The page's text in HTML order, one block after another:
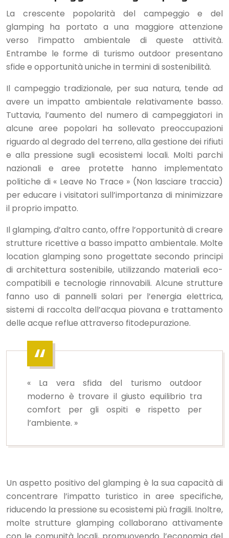
La crescente popolarità del campeggio e del
glamping ha portato a una maggiore attenzione
verso l’impatto ambientale di queste attività.
Entrambe le forme di turismo outdoor presentano
sfide e opportunità uniche in termini di sostenibilità.
Il campeggio tradizionale, per sua natura, tende ad
avere un impatto ambientale relativamente basso.
Tuttavia, l’aumento del numero di campeggiatori in
alcune aree popolari ha sollevato preoccupazioni
riguardo al degrado del terreno, alla gestione dei rifiuti
e alla pressione sugli ecosistemi locali. Molti parchi
nazionali e aree protette hanno implementato
politiche di « Leave No Trace » (Non lasciare traccia)
per educare i visitatori sull’importanza di minimizzare
il proprio impatto.
Il glamping, d’altro canto, offre l’opportunità di creare
strutture ricettive a basso impatto ambientale. Molte
location glamping sono progettate secondo principi
di architettura sostenibile, utilizzando materiali eco-
compatibili e tecnologie rinnovabili. Alcune strutture
fanno uso di pannelli solari per l’energia elettrica,
sistemi di raccolta dell’acqua piovana e trattamento
delle acque reflue attraverso fitodepurazione.
« La vera sfida del turismo outdoor
moderno è trovare il giusto equilibrio tra
comfort per gli ospiti e rispetto per
l’ambiente. »
Un aspetto positivo del glamping è la sua capacità di
concentrare l’impatto turistico in aree specifiche,
riducendo la pressione su ecosistemi più fragili. Inoltre,
molte strutture glamping collaborano attivamente